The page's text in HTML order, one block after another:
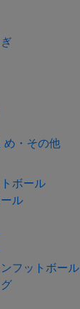
め・その他
ボール
ル
フットボール